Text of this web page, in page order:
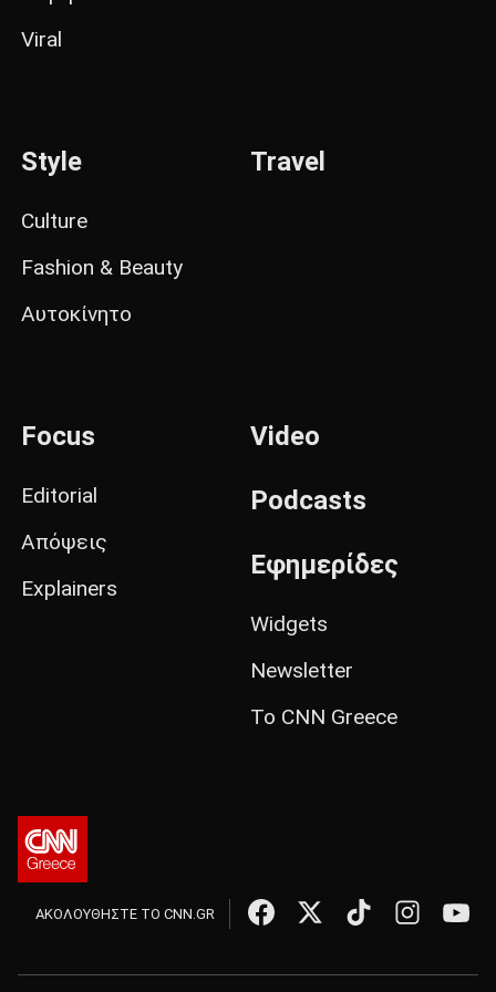
Viral
Style
Culture
Fashion & Beauty
Αυτοκίνητο
Travel
Focus
Editorial
Απόψεις
Explainers
Video
Podcasts
Εφημερίδες
Widgets
Newsletter
Το CNN Greece
ΑΚΟΛΟΥΘΗΣΤΕ ΤΟ CNN.GR